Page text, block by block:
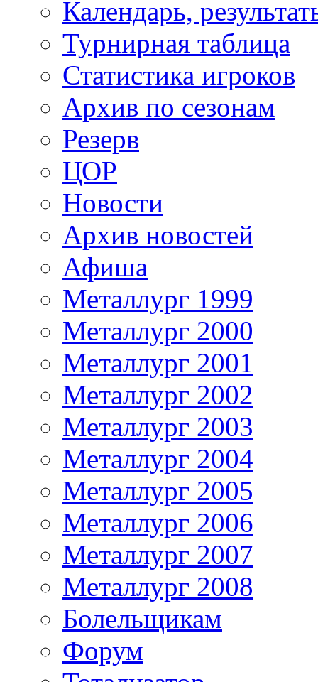
Календарь,
Турнирная таблица
Статистика игроков
Архив по сезонам
Резерв
ЦОР
Новости
Архив новостей
Афиша
Металлург 1999
Металлург 2000
Металлург 2001
Металлург 2002
Металлург 2003
Металлург 2004
Металлург 2005
Металлург 2006
Металлург 2007
Металлург 2008
Болельщикам
Форум